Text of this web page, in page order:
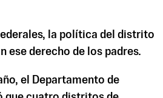
la política del distrito
ese derecho de los padres.
el Departamento de